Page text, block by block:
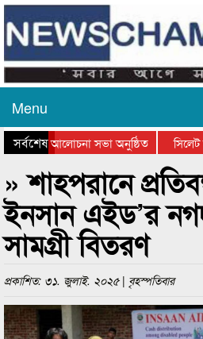
Menu
সর্বশেষআলোচনা সভা অনুষ্ঠিত
সিলেট
» শাহপরানে
ইনসান এইড’র
সামগ্রী বিতরণ
প্রকাশিত: ৩১. জুলাই. ২০২৫ | বৃহস্পতিবার